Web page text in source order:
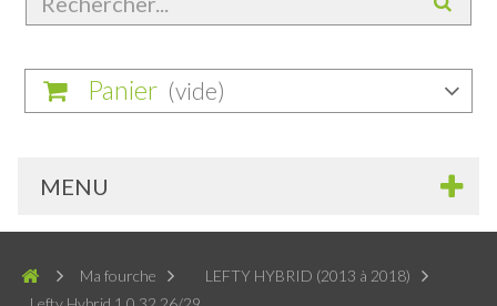
Panier (vide)
MENU
Ma fourche
LEFTY HYBRID (2013 à 2018)